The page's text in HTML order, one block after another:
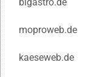
moproweb.de
kaeseweb.de